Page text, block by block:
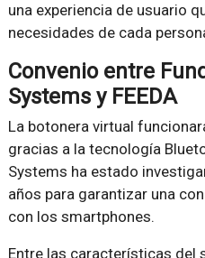
una experiencia de usuario
necesidades de cada
Convenio entre
Systems y FEEDA
La botonera virtual
gracias a la tecnología
Systems ha estado
años para garantizar una
con los smartphones.
Entre las características del